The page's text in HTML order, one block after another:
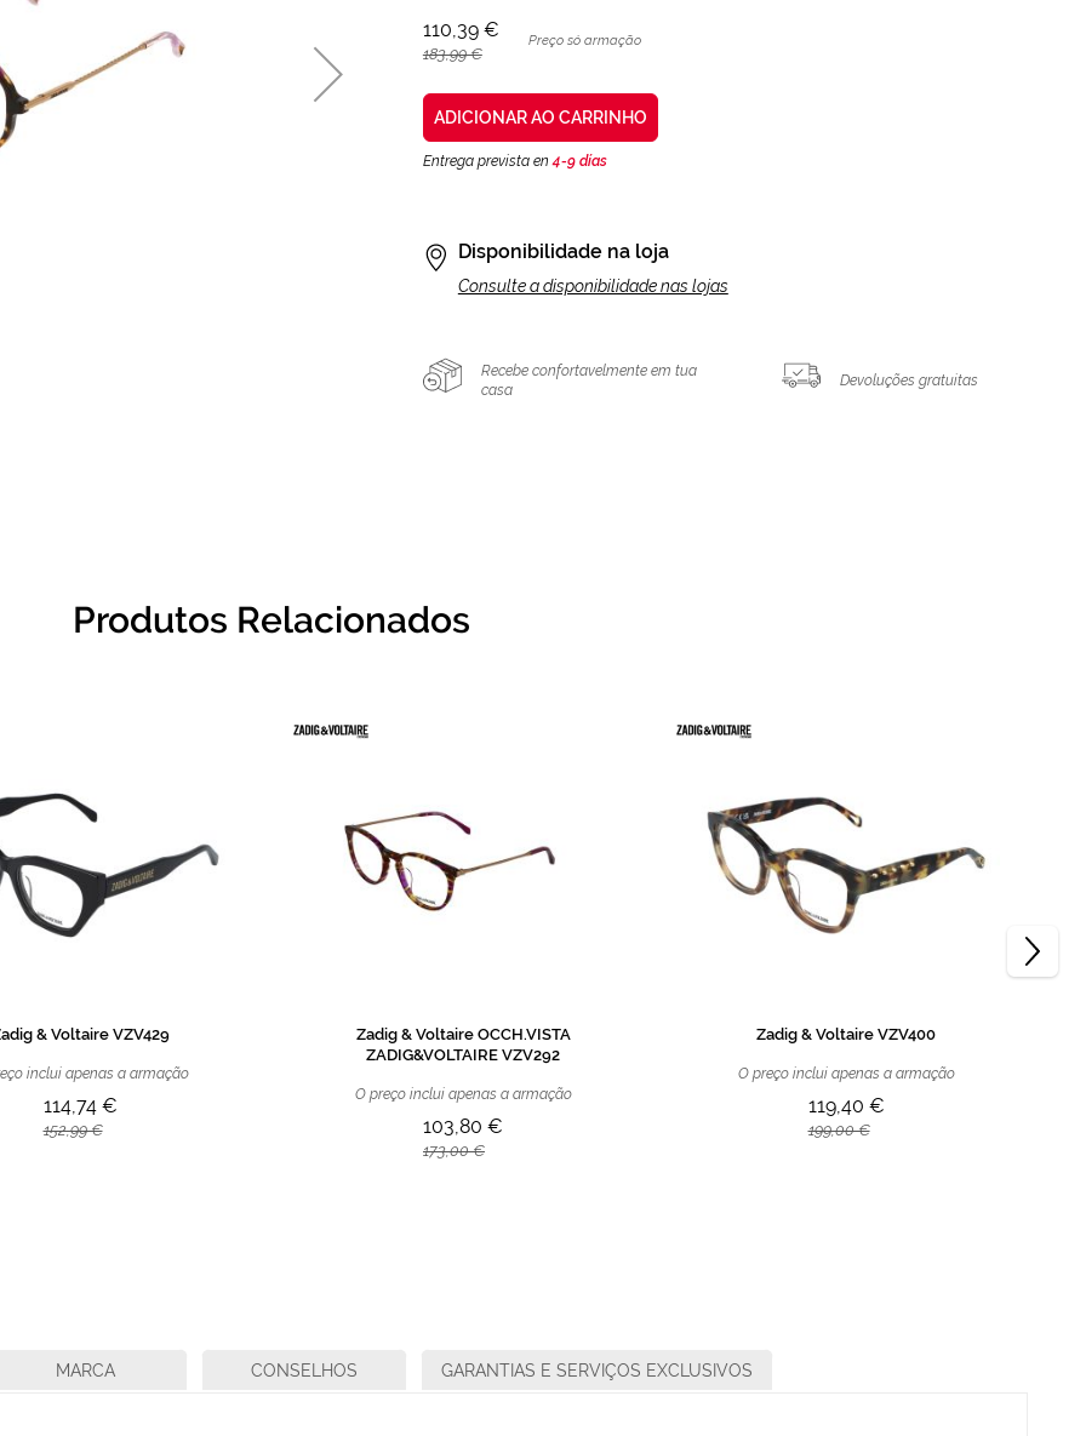
110,39 €
183,99 €
Preço só armação
ADICIONAR AO CARRINHO
Entrega prevista en4-9 días
Disponibilidade na loja
Consulte a disponibilidade nas lojas
Recebe confortavelmente em tua
casa
Devoluções gratuitas
Produtos Relacionados
& Voltaire VZV429
inclui apenas a armação
114,74 €
152,99 €
Zadig & Voltaire OCCH.VISTA
ZADIG&VOLTAIRE VZV292
O preço inclui apenas a armação
103,80 €
173,00 €
Zadig & Voltaire VZV400
O preço inclui apenas a armação
119,40 €
199,00 €
MARCA CONSELHOS GARANTIAS E SERVIÇOS EXCLUSIVOS